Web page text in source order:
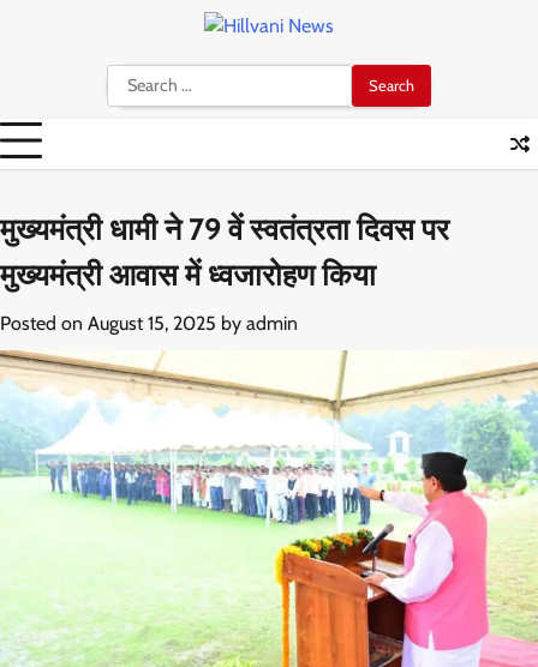
Search
for:
मुख्यमंत्री धामी ने 79 वें स्वतंत्रता दिवस पर
मुख्यमंत्री आवास में ध्वजारोहण किया
Posted on August 15, 2025 by admin